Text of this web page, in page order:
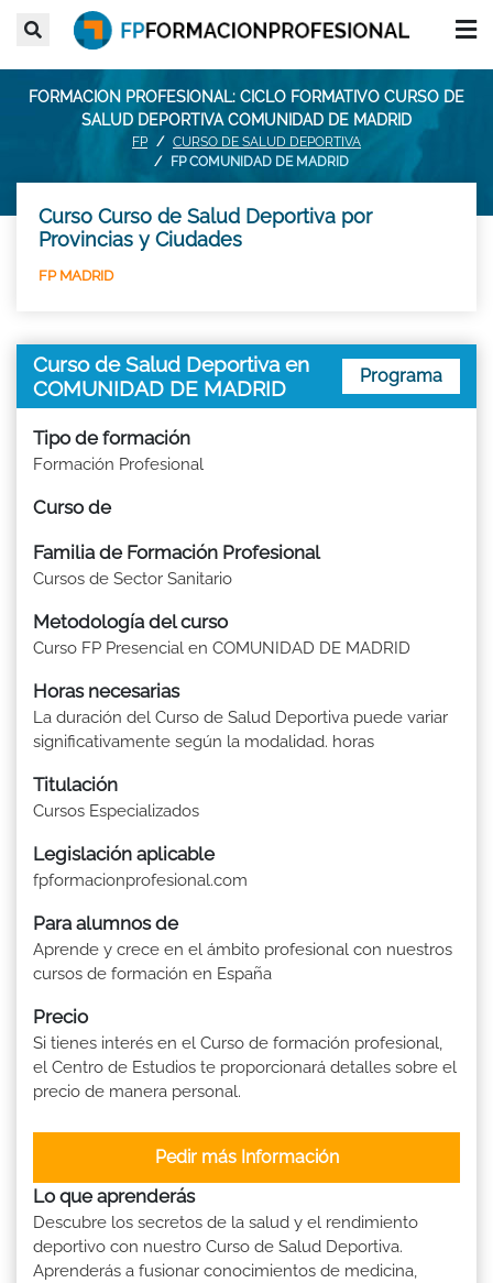
FORMACION PROFESIONAL: CICLO FORMATIVO CURSO DE
SALUD DEPORTIVA COMUNIDAD DE MADRID
FP
CURSO DE SALUD DEPORTIVA
FP COMUNIDAD DE MADRID
Curso Curso de Salud Deportiva por
Provincias y Ciudades
FP MADRID
Curso de Salud Deportiva en
COMUNIDAD DE MADRID
Programa
Tipo de formación
Formación Profesional
Curso de
Familia de Formación Profesional
Cursos de Sector Sanitario
Metodología del curso
Curso FP Presencial en COMUNIDAD DE MADRID
Horas necesarias
La duración del Curso de Salud Deportiva puede variar
significativamente según la modalidad. horas
Titulación
Cursos Especializados
Legislación aplicable
fpformacionprofesional.com
Para alumnos de
Aprende y crece en el ámbito profesional con nuestros
cursos de formación en España
Precio
Si tienes interés en el Curso de formación profesional,
el Centro de Estudios te proporcionará detalles sobre el
precio de manera personal.
Pedir más Información
Lo que aprenderás
Descubre los secretos de la salud y el rendimiento
deportivo con nuestro Curso de Salud Deportiva.
Aprenderás a fusionar conocimientos de medicina,